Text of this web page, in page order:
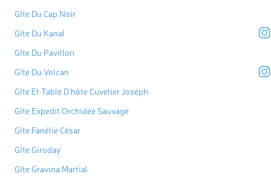
Gîte Du Cap Noir
Gîte Du Kanal
Gîte Du Pavillon
Gîte Du Volcan
Gîte Et Table D'hôte Cuvelier Joseph
Gîte Expedit Orchidée Sauvage
Gîte Fanélie César
Gîte Giroday
Gîte Gravina Martial